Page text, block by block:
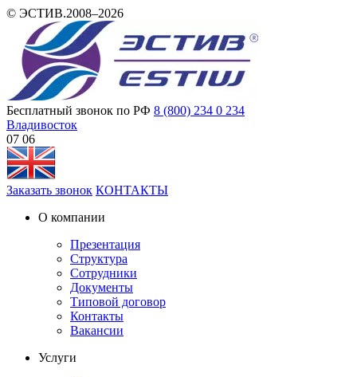
© ЭСТИВ.2008–2026
Бесплатный звонок по РФ 8 (800) 234 0 234
Владивосток
07 06
Заказать звонок КОНТАКТЫ
О компании
Презентация
Структура
Сотрудники
Документы
Типовой договор
Контакты
Вакансии
Услуги